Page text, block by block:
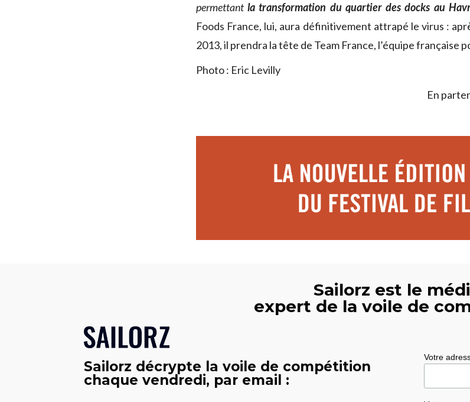
permettantla transformation du quartier des docks au
Foods France, lui, aura définitivement attrapé le virus :
2013, il prendra la tête de Team France, l’équipe française
Photo : Eric Levilly
En
Sailorz est le
expert de la voile de
Sailorz décrypte la voile de compétition
chaque vendredi, par email :
Votre